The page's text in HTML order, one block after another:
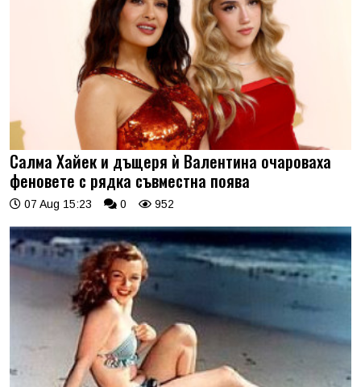
Салма Хайек и дъщеря ѝ Валентина очароваха
феновете с рядка съвместна поява
07 Aug 15:23 0 952